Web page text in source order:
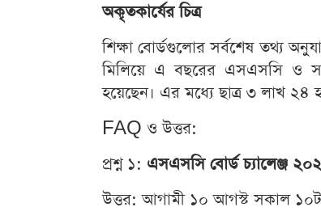
অকৃতকার্যের চিত্র
শিক্ষা বোর্ডগুলোর সর্বশেষ তথ্য
মিলিয়ে এ বছরের এসএসসি ও
হয়েছেন। এর মধ্যে ছাত্র ৩ লাখ
FAQ ও উত্তর:
প্রশ্ন ১: এসএসসি বোর্ড চ্যালেঞ্জ
উত্তর: আগামী ১০ আগস্ট সকাল